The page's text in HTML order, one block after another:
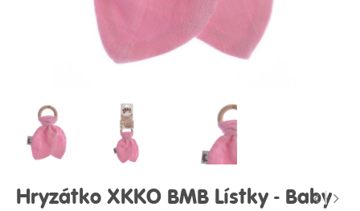
Hryzátko XKKO BMB Lístky - Baby